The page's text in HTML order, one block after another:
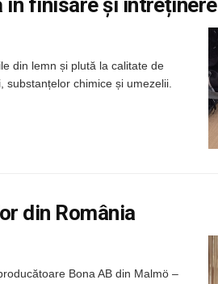
în finisare și întreținere
din lemn și plută la calitate de
chimice și umezelii.
din România
Bona AB din Malmö –